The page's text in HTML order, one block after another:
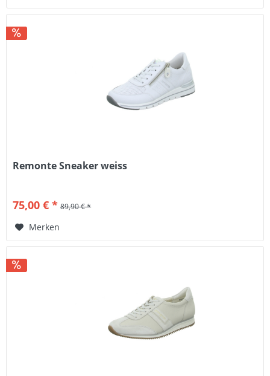
Remonte Sneaker weiss
75,00 € * 89,90 € *
Merken